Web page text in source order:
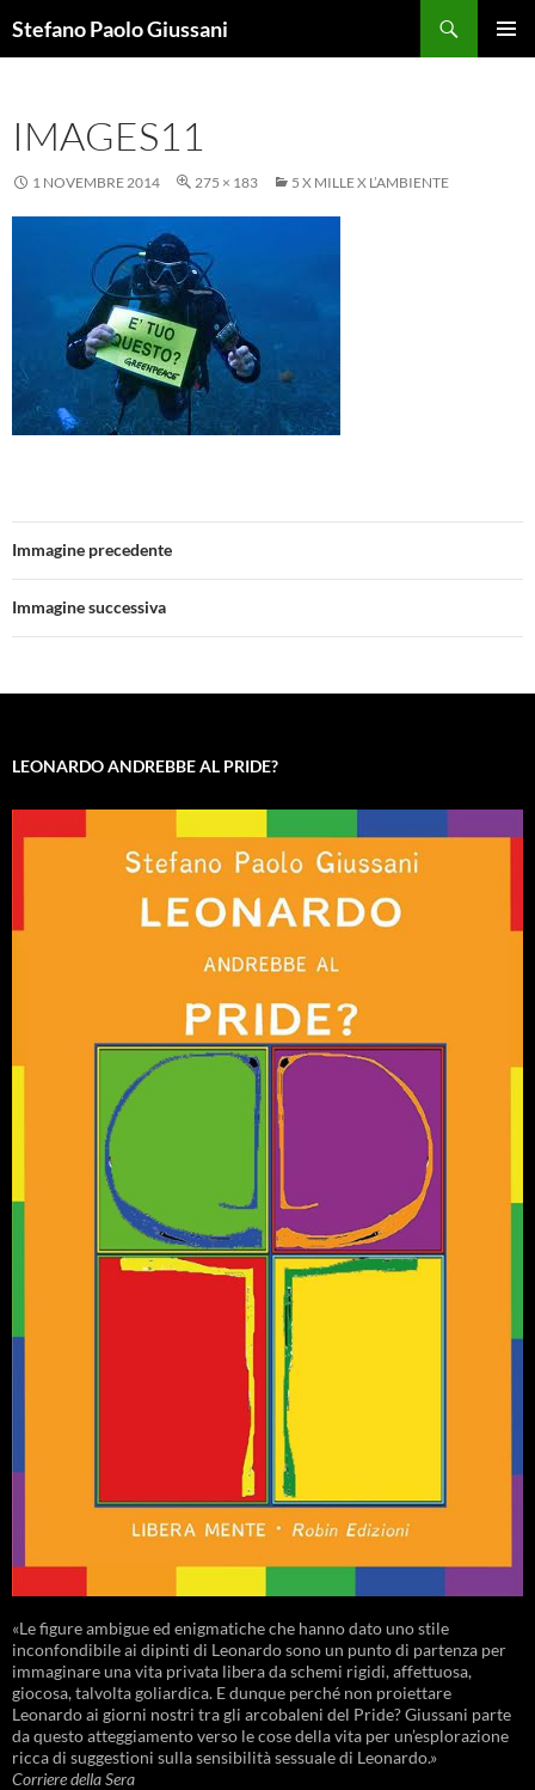
alStefano Paolo Giussani
IMAGES11
1 NOVEMBRE 2014 275 × 183 5 X MILLE X L’AMBIENTE
Immagine precedente
Immagine successiva
LEONARDO ANDREBBE AL PRIDE?
«Le figure ambigue ed enigmatiche che hanno dato uno stile
inconfondibile ai dipinti di Leonardo sono un punto di partenza per
immaginare una vita privata libera da schemi rigidi, affettuosa,
giocosa, talvolta goliardica. E dunque perché non proiettare
Leonardo ai giorni nostri tra gli arcobaleni del Pride? Giussani parte
da questo atteggiamento verso le cose della vita per un’esplorazione
ricca di suggestioni sulla sensibilità sessuale di Leonardo.»
Corriere della Sera